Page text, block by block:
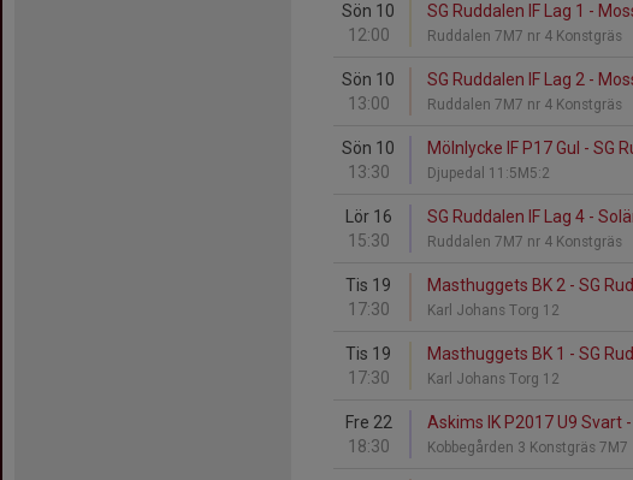
Sön 10
12:00
SG Ruddalen IF Lag 1 -
Ruddalen 7M7 nr 4 Konstgräs
Sön 10
13:00
SG Ruddalen IF Lag 2 -
Ruddalen 7M7 nr 4 Konstgräs
Sön 10
13:30
Mölnlycke IF P17 Gul - SG
Djupedal 11:5M5:2
Lör 16
15:30
SG Ruddalen IF Lag 4 -
Ruddalen 7M7 nr 4 Konstgräs
Tis 19
17:30
Masthuggets BK 2 - SG
Karl Johans Torg 12
Tis 19
17:30
Masthuggets BK 1 - SG
Karl Johans Torg 12
Fre 22
18:30
Askims IK P2017 U9 Svart
Kobbegården 3 Konstgräs 7M7